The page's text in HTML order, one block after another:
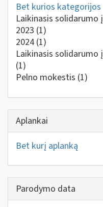
Bet kurios kategorijos
Laikinasis solidarumo
2023 (1)
2024 (1)
Laikinasis solidarumo
(1)
Pelno mokestis (1)
Aplankai
Bet kurį aplanką
Parodymo data